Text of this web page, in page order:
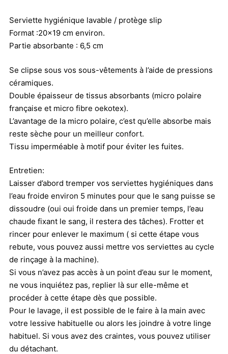
Serviette hygiénique lavable / protège slip
Format :20×19 cm environ.
Partie absorbante : 6,5 cm
Se clipse sous vos sous-vêtements à l’aide de pressions
céramiques.
Double épaisseur de tissus absorbants (micro polaire
française et micro fibre oekotex).
L’avantage de la micro polaire, c’est qu’elle absorbe mais
reste sèche pour un meilleur confort.
Tissu imperméable à motif pour éviter les fuites.
Entretien:
Laisser d’abord tremper vos serviettes hygiéniques dans
l’eau froide environ 5 minutes pour que le sang puisse se
dissoudre (oui oui froide dans un premier temps, l’eau
chaude fixant le sang, il restera des tâches). Frotter et
rincer pour enlever le maximum ( si cette étape vous
rebute, vous pouvez aussi mettre vos serviettes au cycle
de rinçage à la machine).
Si vous n’avez pas accès à un point d’eau sur le moment,
ne vous inquiétez pas, replier là sur elle-même et
procéder à cette étape dès que possible.
Pour le lavage, il est possible de le faire à la main avec
votre lessive habituelle ou alors les joindre à votre linge
habituel. Si vous avez des craintes, vous pouvez utiliser
du détachant.